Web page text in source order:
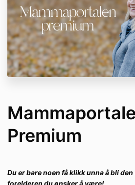
du disse vilkårene fullt ut. Dersom
vilkårene, kan du ikke delta i
Mammaportalen Premium er et
som inkluderer:
Ukentlige treninger (5-15
Månedlige challenges og
implementeringsoppgaver
Tilgang til arkiv med
Pris: 499,- NOK per måned
Premium
Du er bare noen få klikk unna å bli